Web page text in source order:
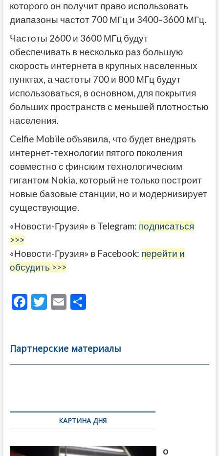
которого он получит право использовать
диапазоны частот 700 МГц и 3400–3600 МГц.
Частоты 2600 и 3600 МГц будут
обеспечивать в несколько раз большую
скорость интернета в крупных населенных
пунктах, а частоты 700 и 800 МГц будут
использоваться, в основном, для покрытия
больших пространств с меньшей плотностью
населения.
Celfie Mobile объявила, что будет внедрять
интернет-технологии пятого поколения
совместно с финским технологическим
гигантом Nokia, который не только построит
новые базовые станции, но и модернизирует
существующие.
«Новости-Грузия» в Telegram: подписаться
>>>
«Новости-Грузия» в Facebook: перейти и
обсудить >>>
F
b
o
T
er
E
l
О
а
в
Партнерские материалы
по
записямКАРТИНА ДНЯ
о